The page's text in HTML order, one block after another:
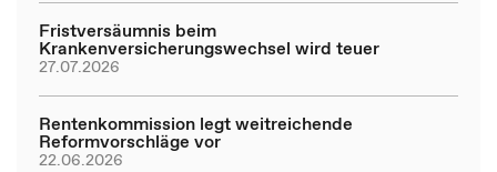
Fristversäumnis beim
Krankenversicherungswechsel wird teuer
27.07.2026
Rentenkommission legt weitreichende
Reformvorschläge vor
22.06.2026